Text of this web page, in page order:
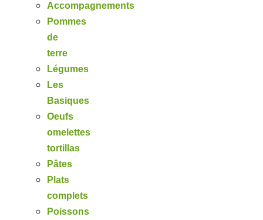
Accompagnements
Pommes
de
terre
Légumes
Les
Basiques
Oeufs
omelettes
tortillas
Pâtes
Plats
complets
Poissons